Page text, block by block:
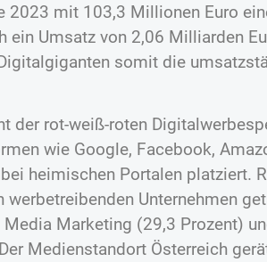
2023 mit 103,3 Millionen Euro
ein Umsatz von 2,06 Milliarden
somit die
der rot-weiß-roten
wie Google, Facebook,
heimischen Portalen platziert.
werbetreibenden Unternehmen
Marketing (29,3 Prozent)
Medienstandort Österreich